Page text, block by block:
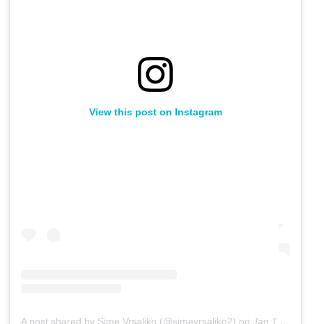
View this post on Instagram
A post shared by Sime Vrsaljko (@simevrsaljko2) on Jan 1, 2019 at 11:41am PST